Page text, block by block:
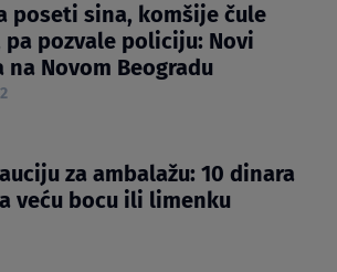
poseti sina, komšije čule
pa pozvale policiju: Novi
Novom Beogradu
za ambalažu: 10 dinara
veću bocu ili limenku